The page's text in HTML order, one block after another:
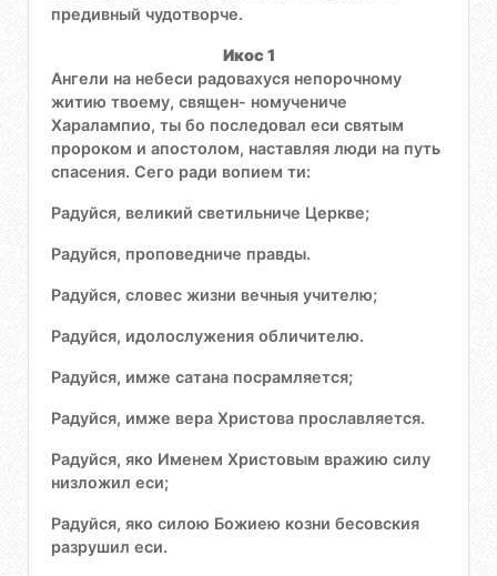
предивный чудотворче.
Икос 1
Ангели на небеси радовахуся непорочному
житию твоему, священ- номучениче
Харалампио, ты бо последовал еси святым
пророком и апостолом, наставляя люди на путь
спасения. Сего ради вопием ти:
Радуйся, великий светильниче Церкве;
Радуйся, проповедниче правды.
Радуйся, словес жизни вечныя учителю;
Радуйся, идолослужения обличителю.
Радуйся, имже сатана посрамляется;
Радуйся, имже вера Христова прославляется.
Радуйся, яко Именем Христовым вражию силу
низложил еси;
Радуйся, яко силою Божиею козни бесовския
разрушил еси.